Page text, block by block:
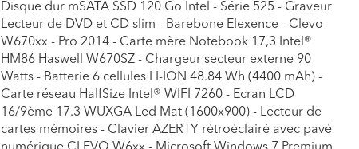
Disque dur mSATA SSD 120 Go Intel - Série 525 - Graveur
Lecteur de DVD et CD slim - Barebone Elexence - Clevo
W670xx - Pro 2014 - Carte mère Notebook 17,3 Intel®
HM86 Haswell W670SZ - Chargeur secteur externe 90
Watts - Batterie 6 cellules LI-ION 48.84 Wh (4400 mAh) -
Carte réseau HalfSize Intel® WIFI 7260 - Ecran LCD
16/9ème 17.3 WUXGA Led Mat (1600x900) - Lecteur de
cartes mémoires - Clavier AZERTY rétroéclairé avec pavé